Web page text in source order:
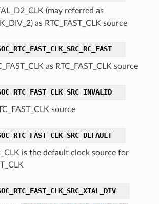
(may referred as
as RTC_FAST_CLK source
as RTC_FAST_CLK source
source
is the default clock source for